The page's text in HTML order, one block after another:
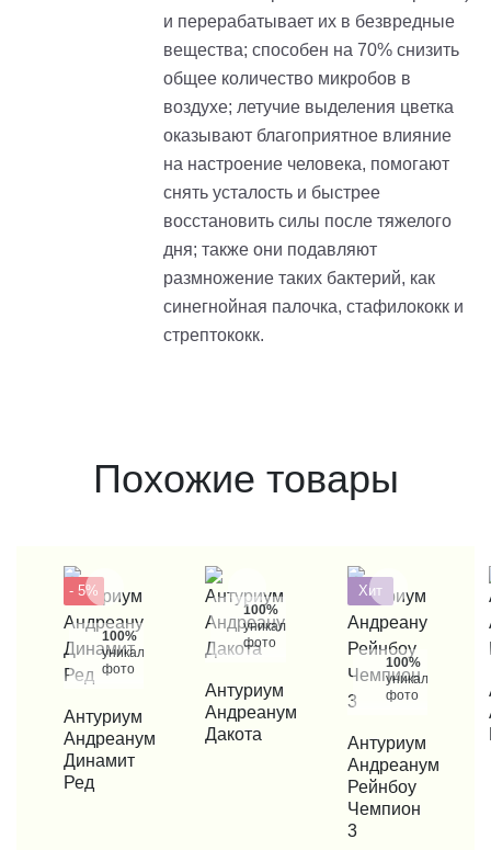
и перерабатывает их в безвредные
вещества; способен на 70% снизить
общее количество микробов в
воздухе; летучие выделения цветка
оказывают благоприятное влияние
на настроение человека, помогают
снять усталость и быстрее
восстановить силы после тяжелого
дня; также они подавляют
размножение таких бактерий, как
синегнойная палочка, стафилококк и
стрептококк.
Похожие товары
- 5%
100%
уникальные
фото
КУПИТЬ В 1 КЛИК
Антуриум
Андреанум
Динамит
Ред
100%
уникальные
фото
КУПИТЬ В 1 КЛИК
Антуриум
Андреанум
Дакота
Хит
100%
уникальные
фото
КУПИТЬ В 1 КЛИК
Антуриум
Андреанум
Рейнбоу
Чемпион
3